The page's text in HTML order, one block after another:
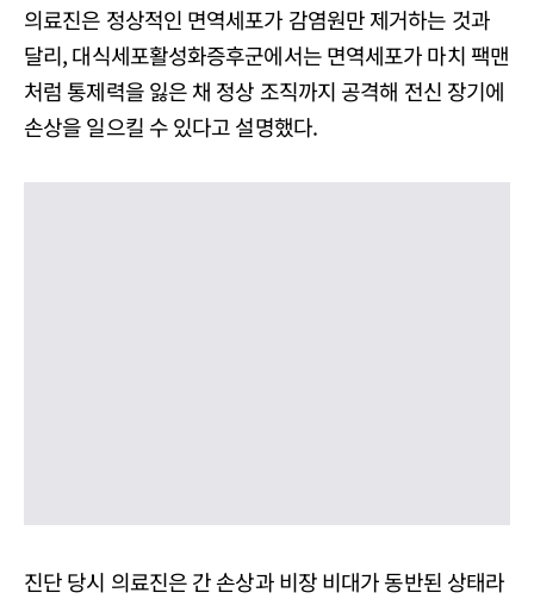
의료진은 정상적인 면역세포가 감염원만 제거하는 것과
달리, 대식세포활성화증후군에서는 면역세포가 마치 팩맨
처럼 통제력을 잃은 채 정상 조직까지 공격해 전신 장기에
손상을 일으킬 수 있다고 설명했다.
진단 당시 의료진은 간 손상과 비장 비대가 동반된 상태라